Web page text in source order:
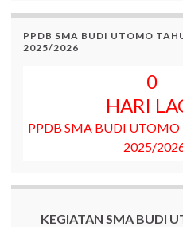
PPDB SMA BUDI UTOMO
2025/2026
0
HARI
PPDB SMA BUDI
2025/
KEGIATAN SMA BUDI